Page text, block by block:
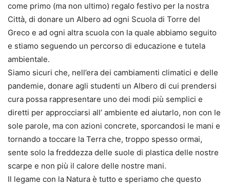
come primo (ma non ultimo) regalo festivo per la nostra
Città, di donare un Albero ad ogni Scuola di Torre del
Greco e ad ogni altra scuola con la quale abbiamo seguito
e stiamo seguendo un percorso di educazione e tutela
ambientale.
Siamo sicuri che, nell’era dei cambiamenti climatici e delle
pandemie, donare agli studenti un Albero di cui prendersi
cura possa rappresentare uno dei modi più semplici e
diretti per approcciarsi all’ ambiente ed aiutarlo, non con le
sole parole, ma con azioni concrete, sporcandosi le mani e
tornando a toccare la Terra che, troppo spesso ormai,
sente solo la freddezza delle suole di plastica delle nostre
scarpe e non più il calore delle nostre mani.
Il legame con la Natura è tutto e speriamo che questo